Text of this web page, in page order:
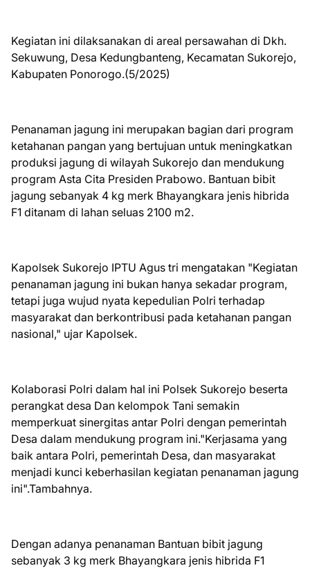
Kegiatan ini dilaksanakan di areal persawahan di Dkh.
Sekuwung, Desa Kedungbanteng, Kecamatan Sukorejo,
Kabupaten Ponorogo.(5/2025)
Penanaman jagung ini merupakan bagian dari program
ketahanan pangan yang bertujuan untuk meningkatkan
produksi jagung di wilayah Sukorejo dan mendukung
program Asta Cita Presiden Prabowo. Bantuan bibit
jagung sebanyak 4 kg merk Bhayangkara jenis hibrida
F1 ditanam di lahan seluas 2100 m2.
Kapolsek Sukorejo IPTU Agus tri mengatakan "Kegiatan
penanaman jagung ini bukan hanya sekadar program,
tetapi juga wujud nyata kepedulian Polri terhadap
masyarakat dan berkontribusi pada ketahanan pangan
nasional," ujar Kapolsek.
Kolaborasi Polri dalam hal ini Polsek Sukorejo beserta
perangkat desa Dan kelompok Tani semakin
memperkuat sinergitas antar Polri dengan pemerintah
Desa dalam mendukung program ini."Kerjasama yang
baik antara Polri, pemerintah Desa, dan masyarakat
menjadi kunci keberhasilan kegiatan penanaman jagung
ini".Tambahnya.
Dengan adanya penanaman Bantuan bibit jagung
sebanyak 3 kg merk Bhayangkara jenis hibrida F1